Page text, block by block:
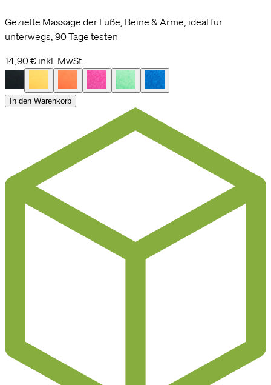
Gezielte Massage der Füße, Beine & Arme, ideal für
unterwegs, 90 Tage testen
14,90 € inkl. MwSt.
In den Warenkorb